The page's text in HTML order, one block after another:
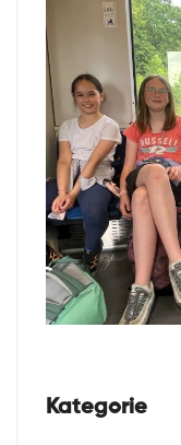
Kategorie